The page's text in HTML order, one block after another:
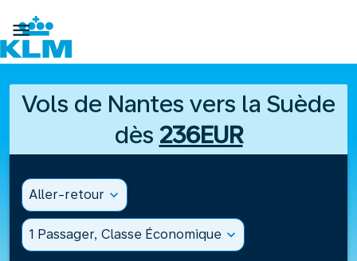

Vols de Nantes vers la Suède
dès 236EUR
Aller-retour expand_more
1 Passager, Classe Économique expand_more